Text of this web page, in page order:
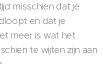
misschien dat je
en dat je
meer is wat het
te wijten zijn aan